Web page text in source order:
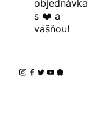
objednávka
s ❤️ a
vášňou!